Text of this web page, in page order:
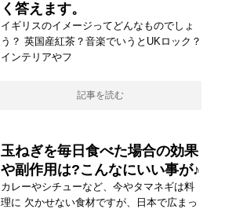
く答えます。
イギリスのイメージってどんなものでしょ
う？ 英国産紅茶？音楽でいうとUKロック？
インテリアやフ
記事を読む
玉ねぎを毎日食べた場合の効果
や副作用は?こんなにいい事が♪
カレーやシチューなど、今やタマネギは料
理に 欠かせない食材ですが、日本で広まっ